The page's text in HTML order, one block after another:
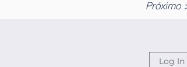
Próximo
Log In